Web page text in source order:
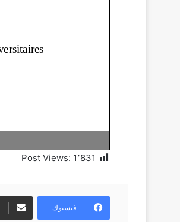
Post Views: 1٬831
فيسبوك